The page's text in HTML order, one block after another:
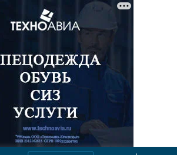
в «Ъ» www.kommersant.ru/ad